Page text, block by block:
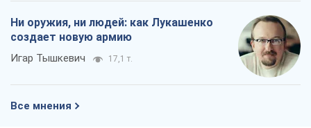
Ни оружия, ни людей: как Лукашенко
создает новую армию
Игар Тышкевич 17,1 т.
Все мнения